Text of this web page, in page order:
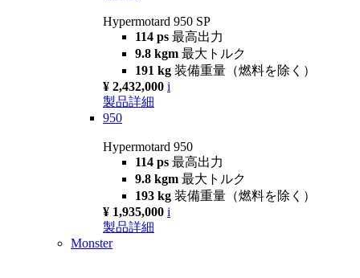
Hypermotard 950 SP
114 ps 最高出力
9.8 kgm 最大トルク
191 kg 装備重量（燃料を除く）
¥ 2,432,000 i
製品詳細
950
Hypermotard 950
114 ps 最高出力
9.8 kgm 最大トルク
193 kg 装備重量（燃料を除く）
¥ 1,935,000 i
製品詳細
Monster